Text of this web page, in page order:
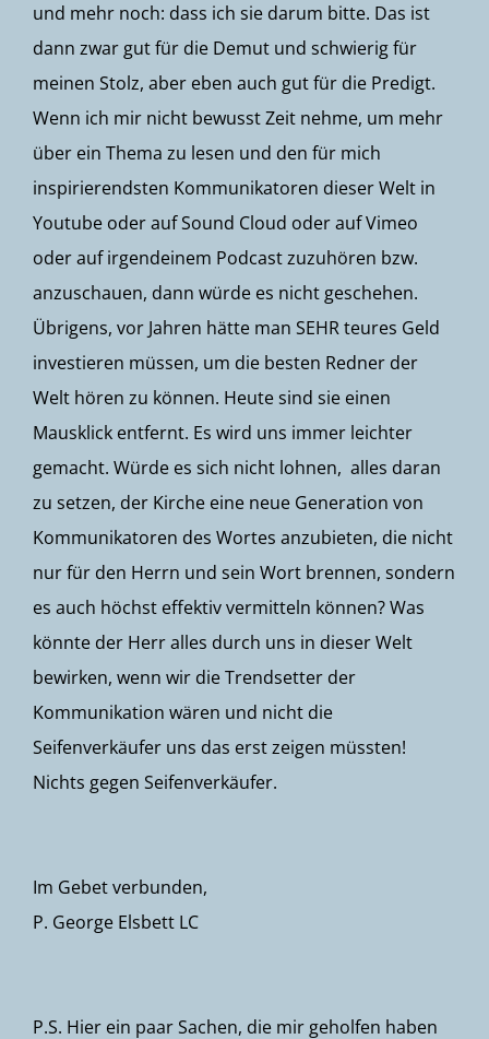
und mehr noch: dass ich sie darum bitte. Das ist
dann zwar gut für die Demut und schwierig für
meinen Stolz, aber eben auch gut für die Predigt.
Wenn ich mir nicht bewusst Zeit nehme, um mehr
über ein Thema zu lesen und den für mich
inspirierendsten Kommunikatoren dieser Welt in
Youtube oder auf Sound Cloud oder auf Vimeo
oder auf irgendeinem Podcast zuzuhören bzw.
anzuschauen, dann würde es nicht geschehen.
Übrigens, vor Jahren hätte man SEHR teures Geld
investieren müssen, um die besten Redner der
Welt hören zu können. Heute sind sie einen
Mausklick entfernt. Es wird uns immer leichter
gemacht. Würde es sich nicht lohnen, alles daran
zu setzen, der Kirche eine neue Generation von
Kommunikatoren des Wortes anzubieten, die nicht
nur für den Herrn und sein Wort brennen, sondern
es auch höchst effektiv vermitteln können? Was
könnte der Herr alles durch uns in dieser Welt
bewirken, wenn wir die Trendsetter der
Kommunikation wären und nicht die
Seifenverkäufer uns das erst zeigen müssten!
Nichts gegen Seifenverkäufer.
Im Gebet verbunden,
P. George Elsbett LC
P.S. Hier ein paar Sachen, die mir geholfen haben